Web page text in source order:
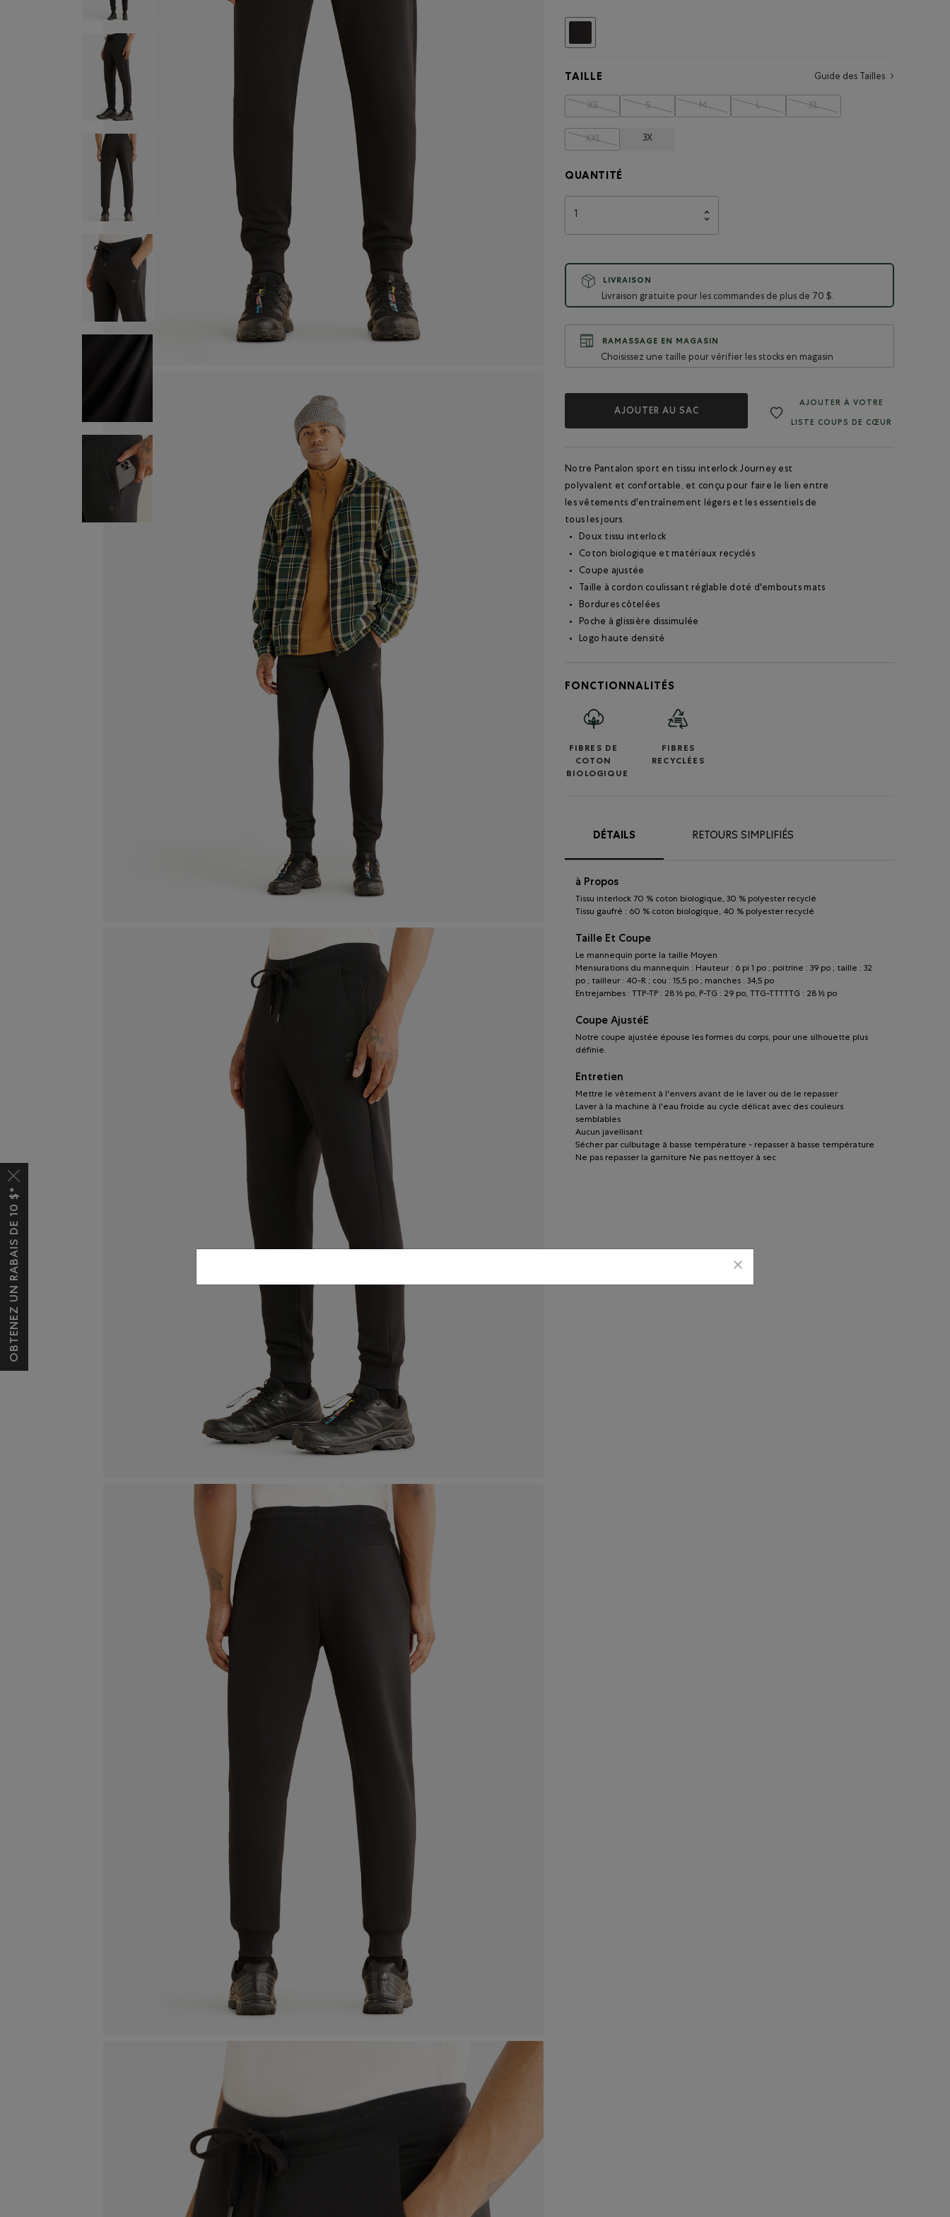
TAILLE Guide des Tailles
XS S M L XL
XXL 3X
QUANTITÉ
LIVRAISON
Livraison gratuite pour les commandes de plus de 70 $.
RAMASSAGE EN MAGASIN
Choisissez une taille pour vérifier les stocks en magasin
AJOUTER AU SAC
AJOUTER À VOTRE
LISTE COUPS DE CŒUR
Notre Pantalon sport en tissu interlock Journey est
polyvalent et confortable, et conçu pour faire le lien entre
les vêtements d'entraînement légers et les essentiels de
tous les jours.
Doux tissu interlock
Coton biologique et matériaux recyclés
Coupe ajustée
Taille à cordon coulissant réglable doté d'embouts mats
Bordures côtelées
Poche à glissière dissimulée
Logo haute densité
FONCTIONNALITÉS
FIBRES DE
COTON
BIOLOGIQUE
FIBRES
RECYCLÉES
DÉTAILS RETOURS SIMPLIFIÉS
à Propos
Tissu interlock 70 % coton biologique, 30 % polyester recyclé
Tissu gaufré : 60 % coton biologique, 40 % polyester recyclé
Taille Et Coupe
Le mannequin porte la taille Moyen
Mensurations du mannequin : Hauteur : 6 pi 1 po ; poitrine : 39 po ; taille : 32
po ; tailleur : 40-R ; cou : 15,5 po ; manches : 34,5 po
Entrejambes : TTP-TP : 28 ½ po, P-TG : 29 po, TTG-TTTTTG : 28 ½ po
Coupe AjustéE
Notre coupe ajustée épouse les formes du corps, pour une silhouette plus
définie.
Entretien
Mettre le vêtement à l'envers avant de le laver ou de le repasser
Laver à la machine à l'eau froide au cycle délicat avec des couleurs
semblables
Aucun javellisant
Sécher par culbutage à basse température - repasser à basse température
Ne pas repasser la garniture Ne pas nettoyer à sec
OBTENEZ UN RABAIS DE 10 $*